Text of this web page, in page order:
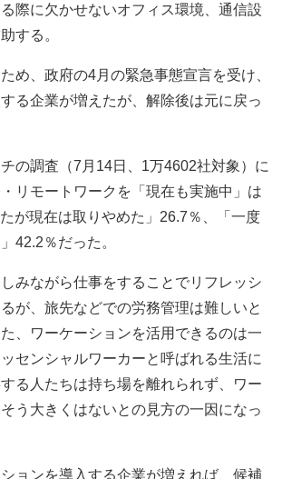
際に欠かせないオフィス環境、通信設
する。
め、政府の4月の緊急事態宣言を受け、
る企業が増えたが、解除後は元に戻っ
の調査（7月14日、1万4602社対象）に
リモートワークを「現在も実施中」は
が現在は取りやめた」26.7％、「一度
42.2％だった。
みながら仕事をすることでリフレッシ
が、旅先などでの労務管理は難しいと
、ワーケーションを活用できるのは一
センシャルワーカーと呼ばれる生活に
る人たちは持ち場を離れられず、ワー
う大きくはないとの見方の一因になっ
ョンを導入する企業が増えれば、候補